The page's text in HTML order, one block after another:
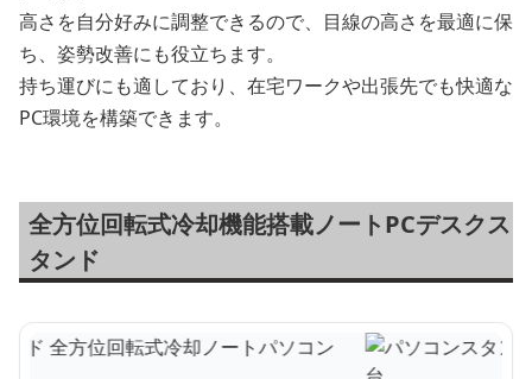
高さを自分好みに調整できるので、目線の高さを最適に保
ち、姿勢改善にも役立ちます。
持ち運びにも適しており、在宅ワークや出張先でも快適な
PC環境を構築できます。
全方位回転式冷却機能搭載ノートPCデスクス
タンド